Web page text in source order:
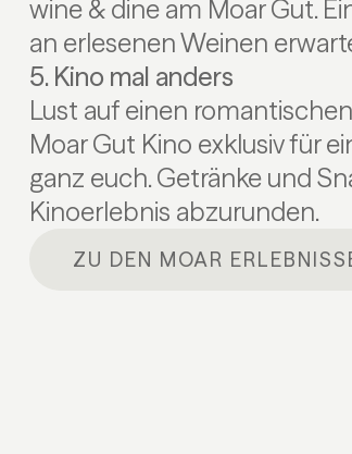
wine & dine am Moar Gut.
an erlesenen Weinen
5. Kino mal anders
Lust auf einen
Moar Gut Kino exklusiv für
ganz euch. Getränke und
Kinoerlebnis abzurunden.
ZU DEN MOAR